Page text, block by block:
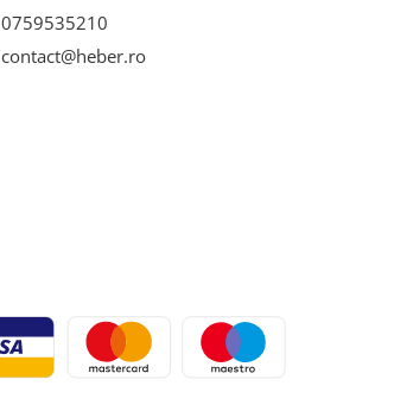
0759535210
contact@heber.ro